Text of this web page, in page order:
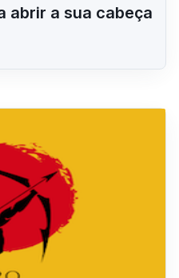
abrir a sua cabeça